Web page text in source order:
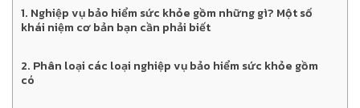
1. Nghiệp vụ bảo hiểm sức khỏe gồm những gì? Một số
khái niệm cơ bản bạn cần phải biết
2. Phân loại các loại nghiệp vụ bảo hiểm sức khỏe gồm
có